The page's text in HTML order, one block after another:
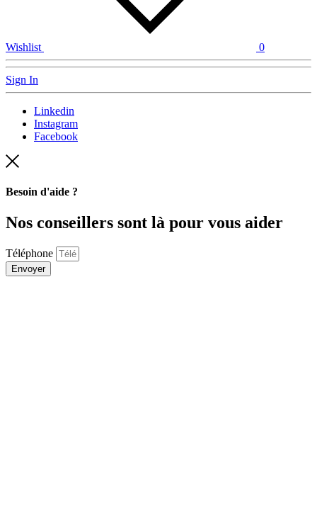
Wishlist 0
Sign In
Linkedin
Instagram
Facebook
Besoin d'aide ?
Nos conseillers sont là pour vous aider
Téléphone
Envoyer